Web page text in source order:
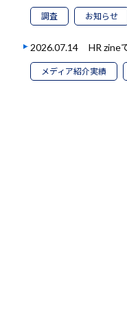
調査 お知らせ
2026.07.14 HR zine
メディア紹介実績